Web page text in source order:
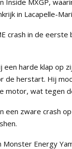
Inside MXGP,
in Lacapelle-
crash in de
een harde klap op
de herstart. Hij
motor, wat tegen
zware crash
Monster Energy